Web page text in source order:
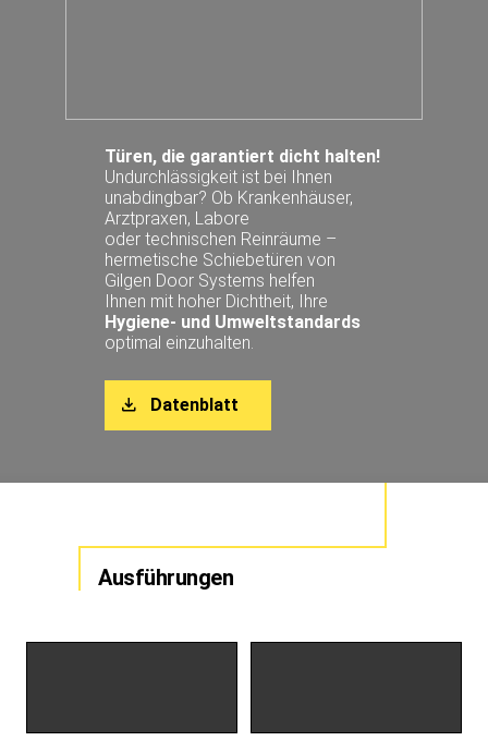
Türen, die garantiert dicht halten!
Undurchlässigkeit ist bei Ihnen
unabdingbar? Ob Krankenhäuser,
Arztpraxen, Labore
oder technischen Reinräume –
hermetische Schiebetüren von
Gilgen Door Systems helfen
Ihnen mit hoher Dichtheit, Ihre
Hygiene- und Umweltstandards
optimal einzuhalten.
Datenblatt
Ausführungen